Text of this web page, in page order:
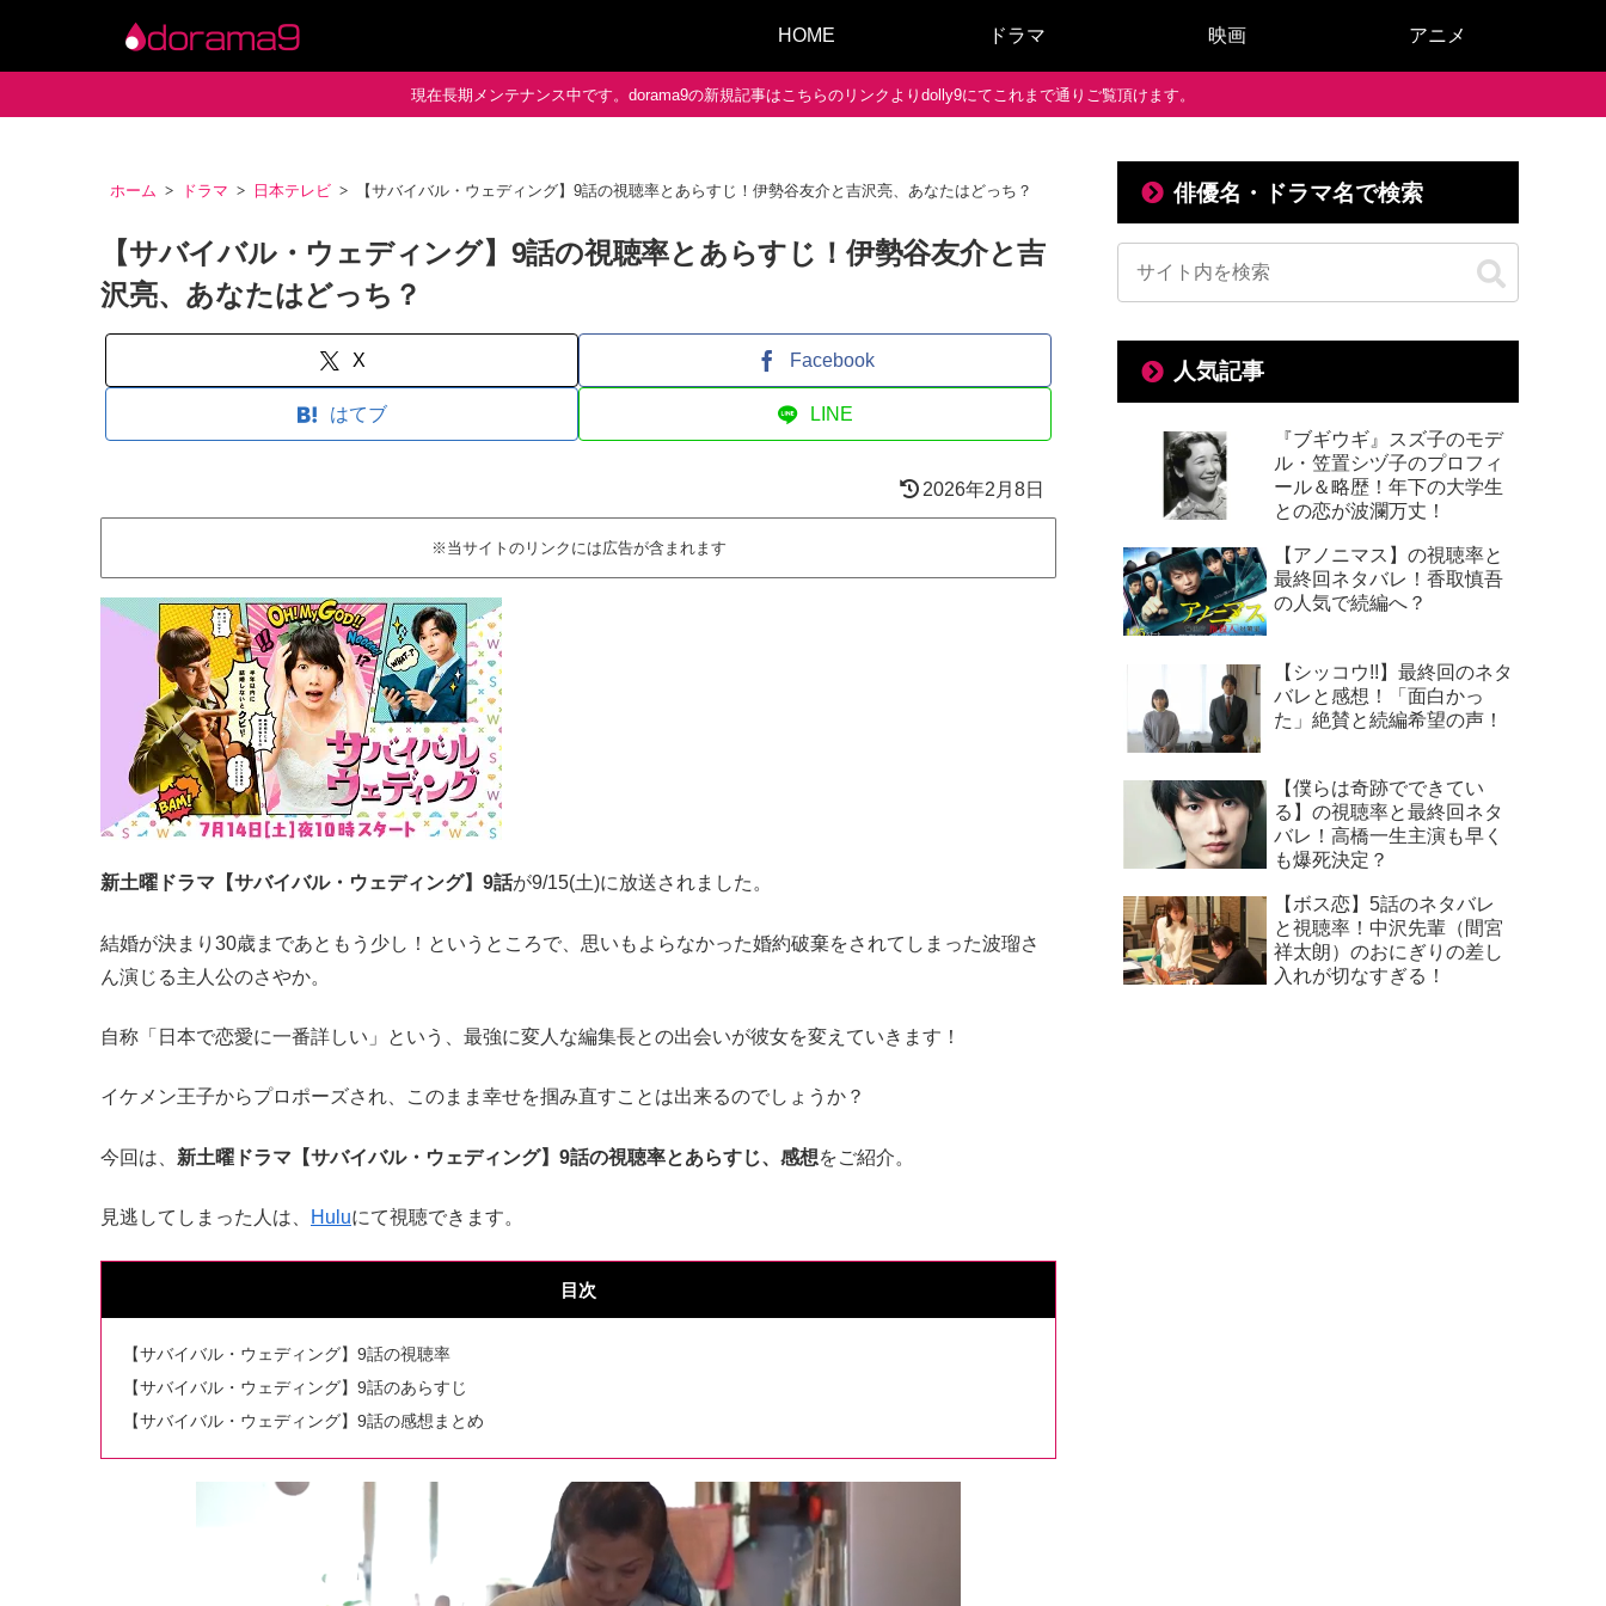
HOME ドラマ 映画 アニメ
現在長期メンテナンス中です。dorama9の新規記事はこちらのリンクよりdolly9にてこれまで通りご覧頂けます。
ホーム ドラマ 日本テレビ 【サバイバル・ウェディング】9話の視聴率とあらすじ！伊勢谷友介と吉沢亮、あなたはどっち？
【サバイバル・ウェディング】9話の視聴率とあらすじ！伊勢谷友介と吉
沢亮、あなたはどっち？
X Facebook
はてブ LINE
2026年2月8日
※当サイトのリンクには広告が含まれます
新土曜ドラマ【サバイバル・ウェディング】9話が9/15(土)に放送されました。
結婚が決まり30歳まであともう少し！というところで、思いもよらなかった婚約破棄をされてしまった波瑠さ
ん演じる主人公のさやか。
自称「日本で恋愛に一番詳しい」という、最強に変人な編集長との出会いが彼女を変えていきます！
イケメン王子からプロポーズされ、このまま幸せを掴み直すことは出来るのでしょうか？
今回は、 新土曜ドラマ【サバイバル・ウェディング】9話の視聴率とあらすじ、感想をご紹介。
見逃してしまった人は、 Huluにて視聴できます。
目次
【サバイバル・ウェディング】9話の視聴率
【サバイバル・ウェディング】9話のあらすじ
【サバイバル・ウェディング】9話の感想まとめ
俳優名・ドラマ名で検索
人気記事
『ブギウギ』スズ子のモデ
ル・笠置シヅ子のプロフィ
ール＆略歴！年下の大学生
との恋が波瀾万丈！
【アノニマス】の視聴率と
最終回ネタバレ！香取慎吾
の人気で続編へ？
【シッコウ!!】最終回のネタ
バレと感想！「面白かっ
た」絶賛と続編希望の声！
【僕らは奇跡でできてい
る】の視聴率と最終回ネタ
バレ！高橋一生主演も早く
も爆死決定？
【ボス恋】5話のネタバレ
と視聴率！中沢先輩（間宮
祥太朗）のおにぎりの差し
入れが切なすぎる！